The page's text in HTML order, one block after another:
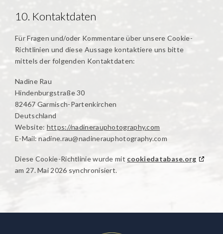
10. Kontaktdaten
Für Fragen und/oder Kommentare über unsere Cookie-
Richtlinien und diese Aussage kontaktiere uns bitte
mittels der folgenden Kontaktdaten:
Nadine Rau
Hindenburgstraße 30
82467 Garmisch-Partenkirchen
Deutschland
Website: https://nadinerauphotography.com
E-Mail:nadine.rau@nadinerauphotography.com
Diese Cookie-Richtlinie wurde mit cookiedatabase.org
am 27. Mai 2026 synchronisiert.